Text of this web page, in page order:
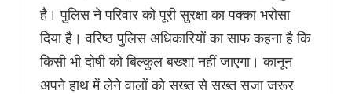
है। पुलिस ने परिवार को पूरी सुरक्षा का पक्का भरोसा
दिया है। वरिष्ठ पुलिस अधिकारियों का साफ कहना है कि
किसी भी दोषी को बिल्कुल बख्शा नहीं जाएगा। कानून
अपने हाथ में लेने वालों को सख्त से सख्त सजा जरूर